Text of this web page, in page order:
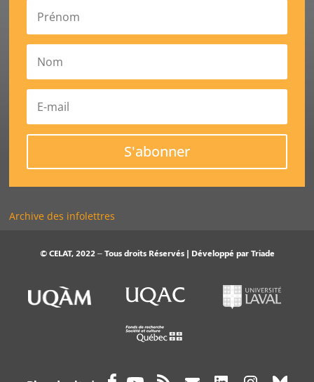
S'abonner
Archive des infolettres
© CELAT, 2022 – Tous droits Réservés | Développé parTriade